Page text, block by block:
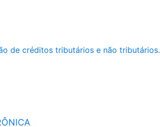
de créditos tributários e não tributários.